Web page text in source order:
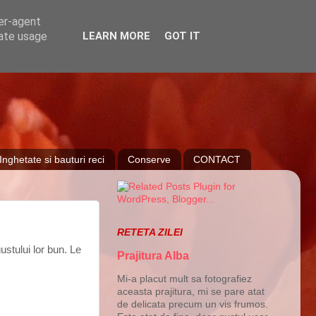
Inghetate si bauturi reci Conserve CONTACT
lor bun. Le
RETETA ZILEI
Prajitura Alba
Mi-a placut mult sa fotografiez
aceasta prajitura, mi se pare atat
de delicata precum un vis frumos.
agent
usage
LEARN MORE GOT IT